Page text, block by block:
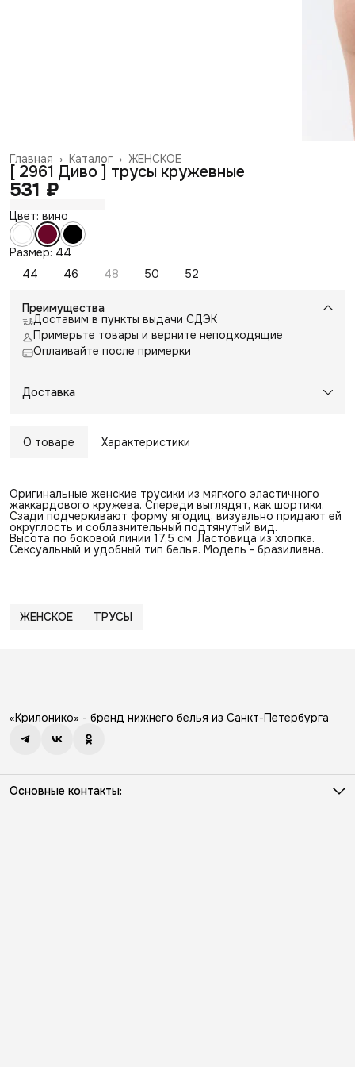
ЖЕНСКОЕ
Каталог ›
Главная ›
[ 2961 Диво ] трусы кружевные
531 ₽
Цвет: вино
Размер: 44
44
46 48 50 52
Преимущества
Доставим в пункты выдачи СДЭК
Примерьте товары и верните неподходящие
Оплаивайте после примерки
Доставка
О товаре Характеристики
Оригинальные женские трусики из мягкого эластичного
жаккардового кружева. Спереди выглядят, как шортики.
Сзади подчеркивают форму ягодиц, визуально придают ей
округлость и соблазнительный подтянутый вид.
Высота по боковой линии 17,5 см. Ластовица из хлопка.
Сексуальный и удобный тип белья. Модель - бразилиана.
ЖЕНСКОЕ ТРУСЫ
«Крилонико» - бренд нижнего белья из Санкт-Петербурга
Основные контакты: